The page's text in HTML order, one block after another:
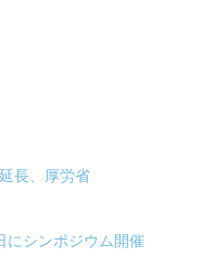
長、厚労省
にシンポジウム開催